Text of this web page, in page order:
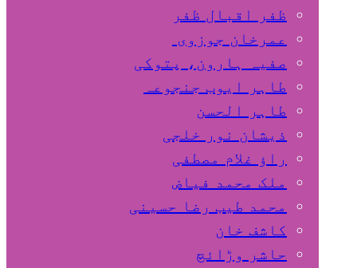
ظفر اقبال ظفر
عمرخان جوزوی
صفیہ ہارون، پتوکی
طاہر ایوب جنجوعہ
طاہر الحسن
ذیشان نور خلجی
راﺅ غلام مصطفی
ملک محمد فیاض
محمد طیب رضا حسینی
کاشف خان
حاشر وڑائچ